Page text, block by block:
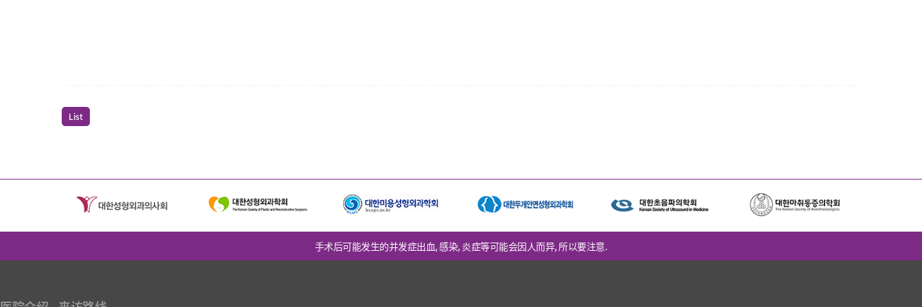
List
手术后可能发生的并发症出血, 感染, 炎症等可能会因人而异, 所以要注意.